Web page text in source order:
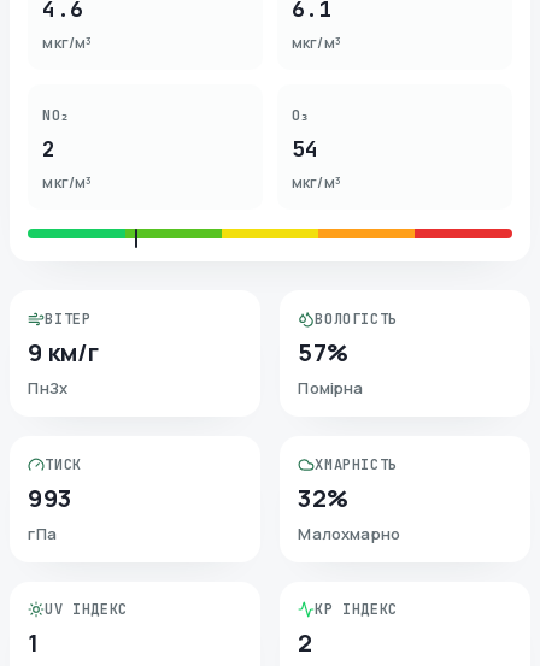
4.6
мкг/м³
6.1
мкг/м³
NO₂
2
мкг/м³
O₃
54
мкг/м³
ВІТЕР
9 км/г
ПнЗх
ВОЛОГІСТЬ
57%
Помірна
ТИСК
993
гПа
ХМАРНІСТЬ
32%
Малохмарно
UV ІНДЕКС
1
KP ІНДЕКС
2